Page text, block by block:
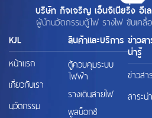
บริษัท กิจเจริญ เอ็นจิเนียริ่ง อี
ผู้นำนวัตกรรมตู้ไฟ รางไฟ ขับเค
KJL
หน้าแรก
เกี่ยวกับเรา
นวัตกรรม
สินค้าและบริการ
ตู้ควบคุมระบบ
ไฟฟ้า
รางเดินสายไฟ
พูลบ็อกซ์
ข่าวส
น่ารู้
ข่าวส
สาระน่